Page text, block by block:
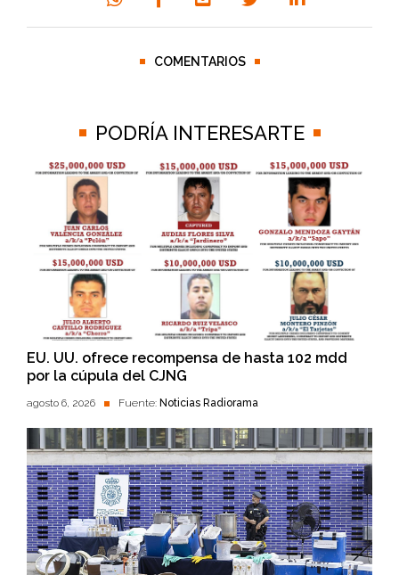
COMENTARIOS
PODRÍA INTERESARTE
EU. UU. ofrece recompensa de hasta 102 mdd
por la cúpula del CJNG
agosto 6, 2026 Fuente: Noticias Radiorama